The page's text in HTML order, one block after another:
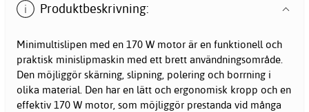
Produktbeskrivning:
Minimultislipen med en 170 W motor är en funktionell och
praktisk minislipmaskin med ett brett användningsområde.
Den möjliggör skärning, slipning, polering och borrning i
olika material. Den har en lätt och ergonomisk kropp och en
effektiv 170 W motor, som möjliggör prestanda vid många